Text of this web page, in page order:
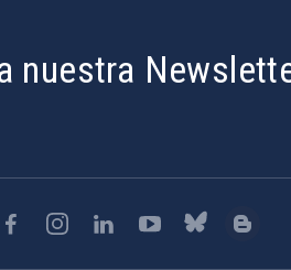
nuestra